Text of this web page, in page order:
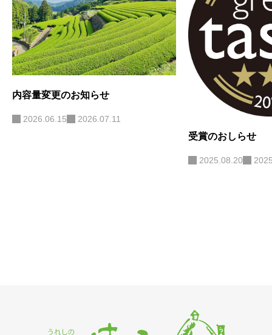
内容量変更のお知らせ
2026.06.15 2026.07.11
受賞のおしらせ
2025.08.20